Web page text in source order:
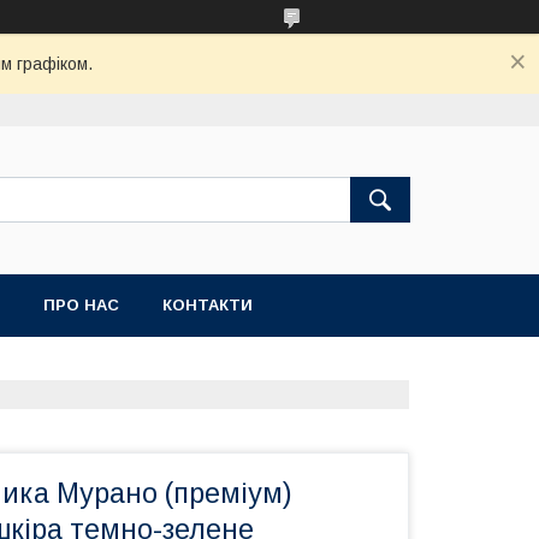
графіком.
ПРО НАС КОНТАКТИ
Мурано (преміум)
темно-зелене